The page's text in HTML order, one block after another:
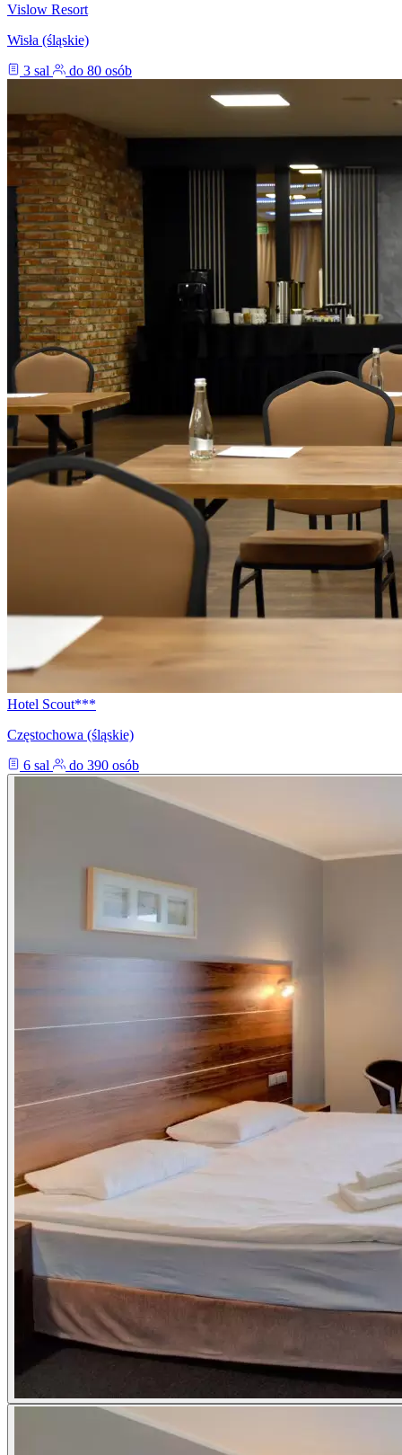
Vislow Resort
Wisła (śląskie)
3 sal
do 80 osób
Hotel Scout***
Częstochowa (śląskie)
6 sal
do 390 osób